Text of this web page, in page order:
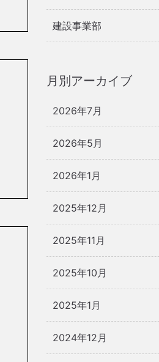
建設事業部
月別アーカイブ
2026年7月
2026年5月
2026年1月
2025年12月
2025年11月
2025年10月
2025年1月
2024年12月